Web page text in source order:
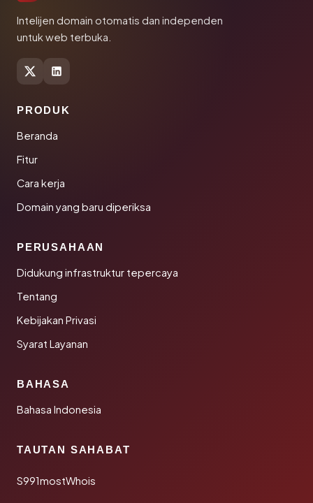
Intelijen domain otomatis dan independen
untuk web terbuka.
PRODUK
Beranda
Fitur
Cara kerja
Domain yang baru diperiksa
PERUSAHAAN
Didukung infrastruktur tepercaya
Tentang
Kebijakan Privasi
Syarat Layanan
BAHASA
Bahasa Indonesia
TAUTAN SAHABAT
S991mostWhois